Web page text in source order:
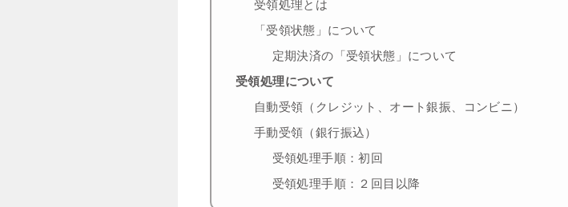
受領処理とは
「受領状態」について
定期決済の「受領状態」について
受領処理について
自動受領（クレジット、オート銀振、コンビニ）
手動受領（銀行振込）
受領処理手順：初回
受領処理手順：２回目以降